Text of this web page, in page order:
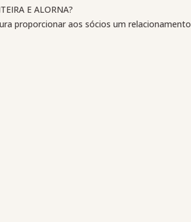
E ALORNA?
proporcionar aos sócios um relacionamento